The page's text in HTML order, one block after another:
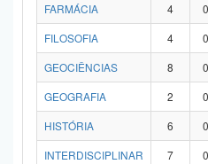
FARMÁCIA
4 0
FILOSOFIA
4 0
GEOCIÊNCIAS
8 0
GEOGRAFIA
2 0
HISTÓRIA
6 0
INTERDISCIPLINAR
7 0